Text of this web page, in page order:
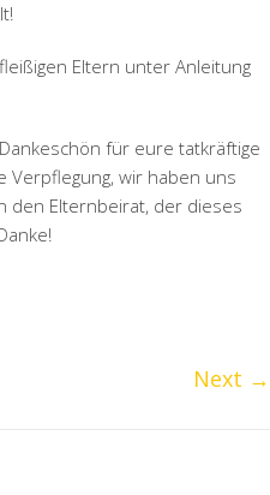
Eltern unter Anleitung
für eure tatkräftige
wir haben uns
den Elternbeirat, der dieses
Next →